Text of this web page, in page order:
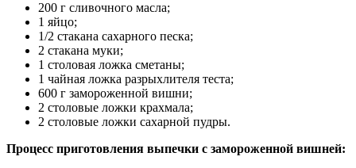
200 г сливочного масла;
1 яйцо;
1/2 стакана сахарного песка;
2 стакана муки;
1 столовая ложка сметаны;
1 чайная ложка разрыхлителя теста;
600 г замороженной вишни;
2 столовые ложки крахмала;
2 столовые ложки сахарной пудры.
Процесс приготовления выпечки с замороженной вишней: